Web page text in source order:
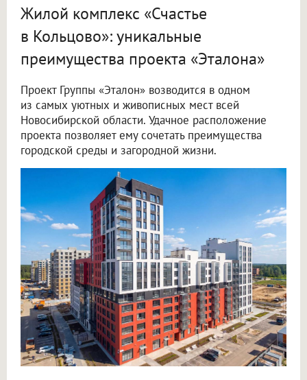
Жилой комплекс «Счастье
в Кольцово»: уникальные
преимущества проекта «Эталона»
Проект Группы «Эталон» возводится в одном
из самых уютных и живописных мест всей
Новосибирской области. Удачное расположение
проекта позволяет ему сочетать преимущества
городской среды и загородной жизни.